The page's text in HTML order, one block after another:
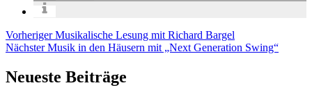
Beitragsnavigation
VorherigerMusikalische Lesung mit Richard Bargel
NächsterMusik in den Häusern mit „Next Generation Swing“
Neueste Beiträge